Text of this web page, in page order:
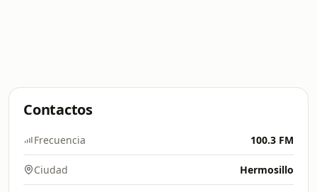
Contactos
Frecuencia 100.3 FM
Ciudad Hermosillo